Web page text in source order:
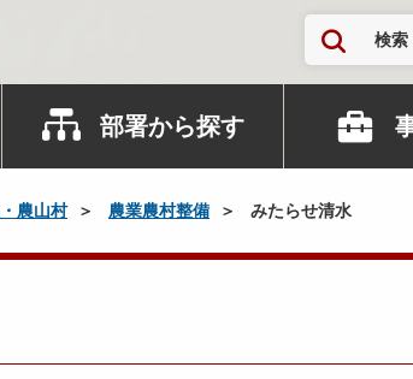
検索
部署から探す
農山村 農業農村整備 みたらせ清水